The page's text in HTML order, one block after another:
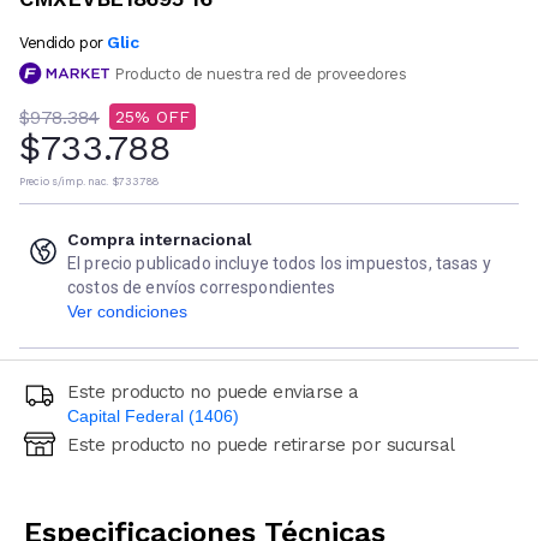
Vendido por Glic
Producto de nuestra red de proveedores
$978.384 25
$733.788
Precio s/imp. nac. $733.788
Compra internacional
El precio publicado incluye todos los impuestos, tasas y
costos de envíos correspondientes
Ver condiciones
Este producto no puede enviarse a
Capital Federal (1406)
Ingresá código postal (sólo números)
Este producto no puede retirarse por sucursal
Especificaciones Técnicas